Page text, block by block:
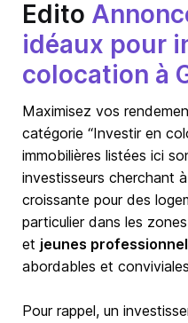
Edito
idéaux pour
colocation à
Maximisez vos
catégorie “Investir en
immobilières listées ici
investisseurs cherchant
croissante pour des
particulier dans les
et jeunes
abordables et
Pour rappel, un